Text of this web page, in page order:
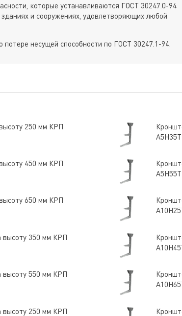
которые устанавливаются ГОСТ 30247.0-94
и сооружениях, удовлетворяющих любой
несущей способности по ГОСТ 30247.1-94.
250 мм КРП
450 мм КРП
650 мм КРП
высоту 350 мм КРП
высоту 550 мм КРП
высоту 250 мм КРП